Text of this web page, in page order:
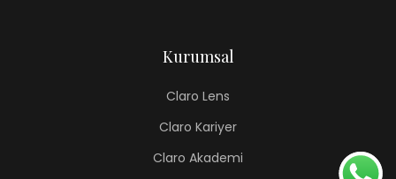
Kurumsal
Claro Lens
Claro Kariyer
Claro Akademi